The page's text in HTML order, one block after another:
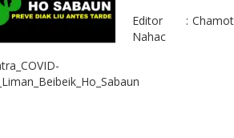
Editor : Chamot
Nahac